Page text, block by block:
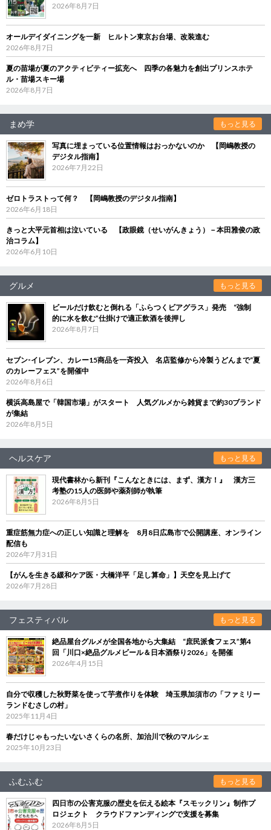
2026年8月7日
オールデイダイニングを一新 ヒルトン東京お台場、改装進む
2026年8月7日
夏の苗場が夏のアクティビティー拡充へ 四季の各魅力を創出プリンスホテ
ル・苗場スキー場
2026年8月7日
まめ学 もっと見る
写真に埋まっている位置情報はおっかないのか 【岡嶋教授の
デジタル指南】
2026年7月22日
ゼロトラストって何？ 【岡嶋教授のデジタル指南】
2026年6月18日
きっと大平元首相は泣いている 【政眼鏡（せいがんきょう）－本田雅俊の政
治コラム】
2026年6月10日
グルメ もっと見る
ビールだけ飲むと倒れる「ふらつくビアグラス」発売 “強制
的に水を飲む”仕掛けで適正飲酒を後押し
2026年8月7日
セブン‐イレブン、カレー15商品を一斉投入 名店監修から冷製うどんまで“夏
のカレーフェス”を開催中
2026年8月6日
横浜高島屋で「韓国市場」がスタート 人気グルメから雑貨まで約30ブランド
が集結
2026年8月5日
ヘルスケア もっと見る
現代書林から新刊『こんなときには、まず、漢方！』 漢方三
考塾の15人の医師や薬剤師が執筆
2026年8月5日
重症筋無力症への正しい知識と理解を 8月8日広島市で公開講座、オンライン
配信も
2026年7月31日
【がんを生きる緩和ケア医・大橋洋平「足し算命」】天空を見上げて
2026年7月28日
フェスティバル もっと見る
絶品屋台グルメが全国各地から大集結 “庶民派食フェス”第4
回「川口×絶品グルメビール＆日本酒祭り2026」を開催
2026年4月15日
自分で収穫した秋野菜を使って芋煮作りを体験 埼玉県加須市の「ファミリー
ランドむさしの村」
2025年11月4日
春だけじゃもったいないさくらの名所、加治川で秋のマルシェ
2025年10月23日
ふむふむ もっと見る
四日市の公害克服の歴史を伝える絵本『スモックリン』制作プ
ロジェクト クラウドファンディングで支援を募集
2026年8月5日